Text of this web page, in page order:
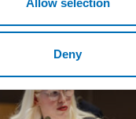
Deny